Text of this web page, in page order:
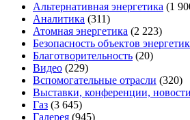
Альтернативная энергетика (1
Аналитика (311)
Атомная энергетика (2 223)
Безопасность объектов
Благотворительность (20)
Видео (229)
Вспомогательные отрасли (320)
Выставки, конференции, новости
Газ (3 645)
Галерея (945)